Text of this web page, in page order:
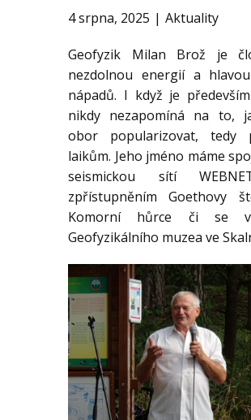
4 srpna, 2025 Aktuality
Geofyzik Milan Brož je
nezdolnou energií a
nápadů. I když je
nikdy nezapomíná na to,
obor popularizovat, tedy
laikům. Jeho jméno máme
seismickou sítí
zpřístupněním Goethovy
Komorní hůrce či se
Geofyzikálního muzea ve